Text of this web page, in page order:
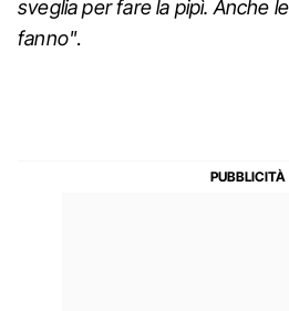
sveglia per fare la pipì. Anche
fanno".